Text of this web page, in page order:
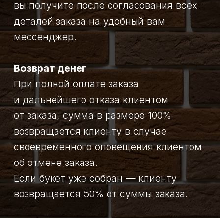
Для вашего комфорта у нас
существует три вида доставки:
Самовывоз,
Доставка к определённой дате
и времени.
Самовывоз:
Сделайте заказ любым удобным
способом, в комментариях отметьте,
что будет самовывоз. Флорист
свяжется с вами для уточнения
времени и деталей заказа. Вы сможете
забрать готовый букет по адресу